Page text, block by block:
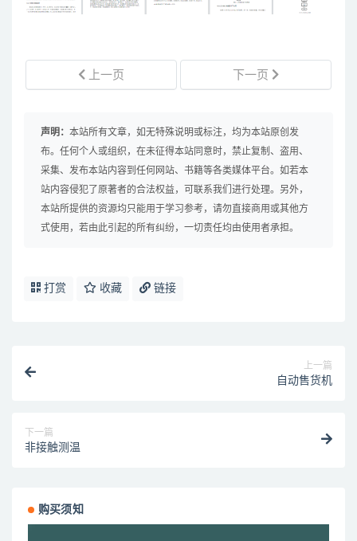
上一页 下一页
声明： 本站所有文章，如无特殊说明或标注，均为本站原创发
布。任何个人或组织，在未征得本站同意时，禁止复制、盗用、
采集、发布本站内容到任何网站、书籍等各类媒体平台。如若本
站内容侵犯了原著者的合法权益，可联系我们进行处理。另外，
本站所提供的资源均只能用于学习参考，请勿直接商用或其他方
式使用，若由此引起的所有纠纷，一切责任均由使用者承担。
打赏 收藏 链接
上一篇
自动售货机
下一篇
非接触测温
购买须知